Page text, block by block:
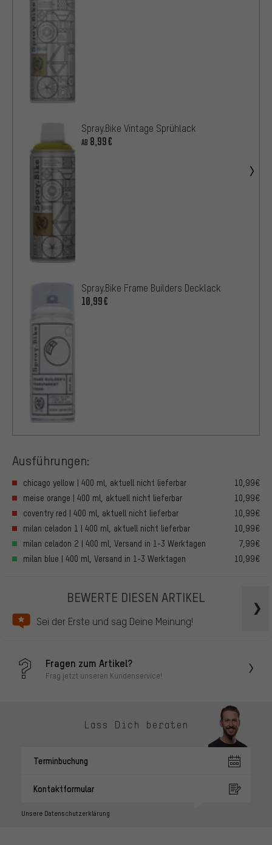
Spray.Bike Vintage Sprühlack
AB 8,99€
Spray.Bike Frame Builders Decklack
10,99€
Ausführungen:
chicago yellow | 400 ml, aktuell nicht lieferbar
10,99€
meise orange | 400 ml, aktuell nicht lieferbar
10,99€
coventry red | 400 ml, aktuell nicht lieferbar
10,99€
milan celadon 1 | 400 ml, aktuell nicht lieferbar
10,99€
milan celadon 2 | 400 ml, Versand in 1-3 Werktagen
7,99€
milan blue | 400 ml, Versand in 1-3 Werktagen
10,99€
BEWERTE DIESEN ARTIKEL
Sei der Erste und sag Deine Meinung!
Fragen zum Artikel?
Frag jetzt unseren Kundenservice!
Lass Dich beraten
Terminbuchung
Kontaktformular
Unsere Datenschutzerklärung